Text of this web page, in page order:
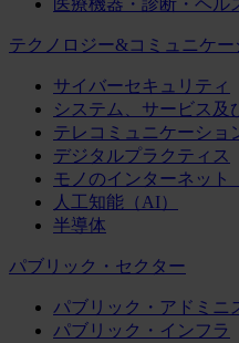
医療機器・診断・ヘル
テクノロジー&コミュニケー
サイバーセキュリティ
システム、サービス及
テレコミュニケーショ
デジタルプラクティス
モノのインターネット
人工知能（AI）
半導体
パブリック・セクター
パブリック・アドミニ
パブリック・インフラ